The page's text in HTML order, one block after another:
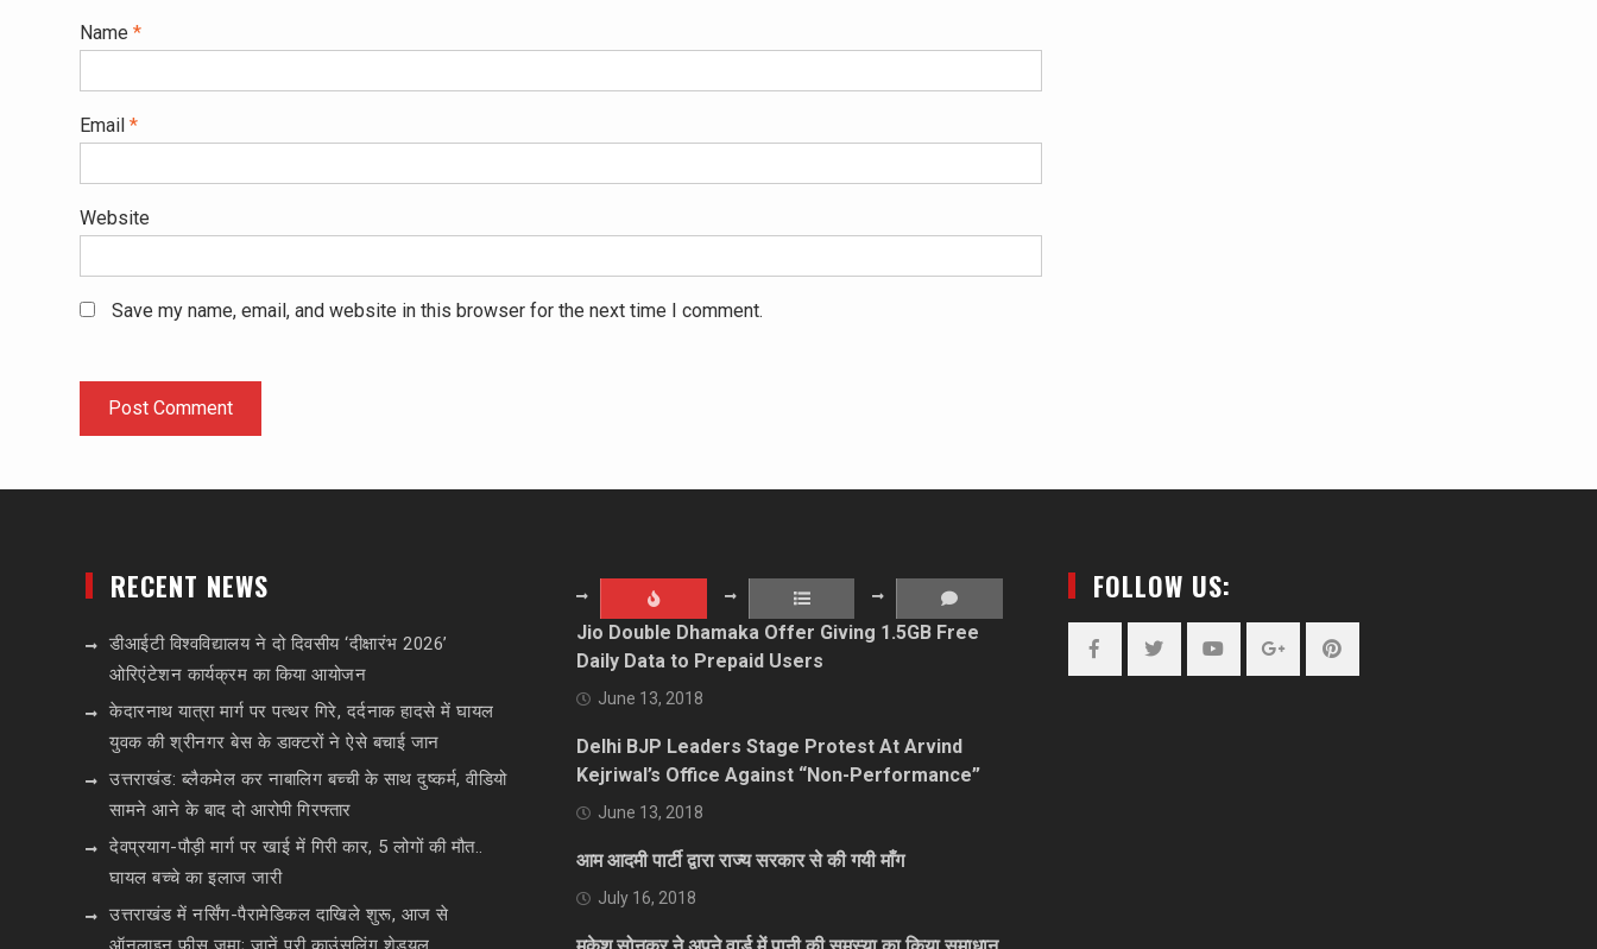
Name *
Email *
Website
Save my name, email, and website in this browser for the next time I comment.
RECENT NEWS
डीआईटी विश्वविद्यालय ने दो दिवसीय ‘दीक्षारंभ 2026’
ओरिएंटेशन कार्यक्रम का किया आयोजन
केदारनाथ यात्रा मार्ग पर पत्थर गिरे, दर्दनाक हादसे में घायल
युवक की श्रीनगर बेस के डाक्टरों ने ऐसे बचाई जान
उत्तराखंड: ब्लैकमेल कर नाबालिग बच्ची के साथ दुष्कर्म, वीडियो
सामने आने के बाद दो आरोपी गिरफ्तार
देवप्रयाग-पौड़ी मार्ग पर खाई में गिरी कार, 5 लोगों की मौत..
घायल बच्चे का इलाज जारी
उत्तराखंड में नर्सिंग-पैरामेडिकल दाखिले शुरू, आज से
Jio Double Dhamaka Offer Giving 1.5GB Free
Daily Data to Prepaid Users
June 13, 2018
Delhi BJP Leaders Stage Protest At Arvind
Kejriwal’s Office Against “Non-Performance”
June 13, 2018
आम आदमी पार्टी द्वारा राज्य सरकार से की गयी माँग
July 16, 2018
FOLLOW US: